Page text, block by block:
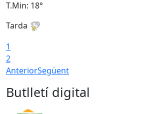
T.Min: 18°
Tarda
1
2
AnteriorSegüent
Butlletí digital